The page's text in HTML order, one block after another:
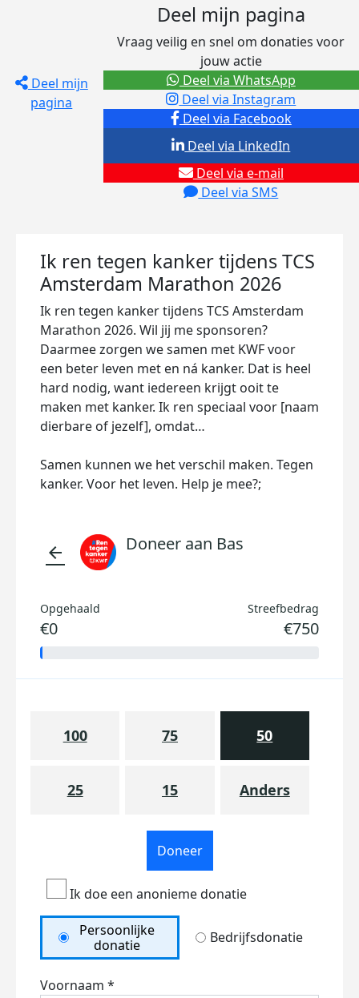
Deel mijn
pagina
Deel mijn pagina
Vraag veilig en snel om donaties voor
jouw actie
Deel via Facebook
Deel via Instagram
Deel via e-mail
Deel via SMS
Deel via LinkedIn
Deel via WhatsApp
Ik ren tegen kanker tijdens TCS
Amsterdam Marathon 2026
Ik ren tegen kanker tijdens TCS Amsterdam
Marathon 2026. Wil jij me sponsoren?
Daarmee zorgen we samen met KWF voor
een beter leven met en ná kanker. Dat is heel
hard nodig, want iedereen krijgt ooit te
maken met kanker. Ik ren speciaal voor [naam
dierbare of jezelf], omdat…
Samen kunnen we het verschil maken. Tegen
kanker. Voor het leven. Help je mee?;
arrow_back Doneer aan Bas
Opgehaald
€0
Streefbedrag
€750
100 75 50
25 15 Anders
Doneer
Ik doe een anonieme donatie
Persoonlijke
donatie
Bedrijfsdonatie
Voornaam *